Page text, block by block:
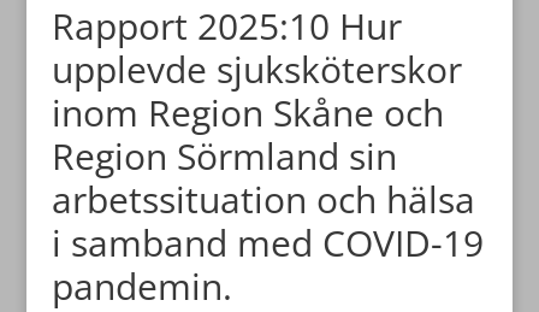
Rapport 2025:10 Hur
upplevde sjuksköterskor
inom Region Skåne och
Region Sörmland sin
arbetssituation och hälsa
i samband med COVID-19
pandemin.